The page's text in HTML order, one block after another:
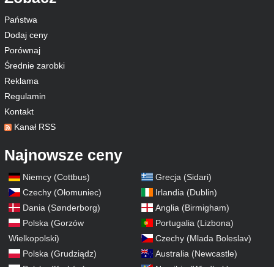
Państwa
Dodaj ceny
Porównaj
Średnie zarobki
Reklama
Regulamin
Kontakt
Kanał RSS
Najnowsze ceny
Niemcy (Cottbus)
Czechy (Ołomuniec)
Dania (Sønderborg)
Polska (Gorzów
Wielkopolski)
Polska (Grudziądz)
Grecja (Sidari)
Irlandia (Dublin)
Anglia (Birmigham)
Portugalia (Lizbona)
Czechy (Mlada Boleslav)
Australia (Newcastle)